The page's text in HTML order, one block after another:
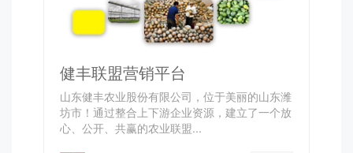
健丰联盟营销平台
山东健丰农业股份有限公司，位于美丽的山东潍
坊市！通过整合上下游企业资源，建立了一个放
心、公开、共赢的农业联盟...